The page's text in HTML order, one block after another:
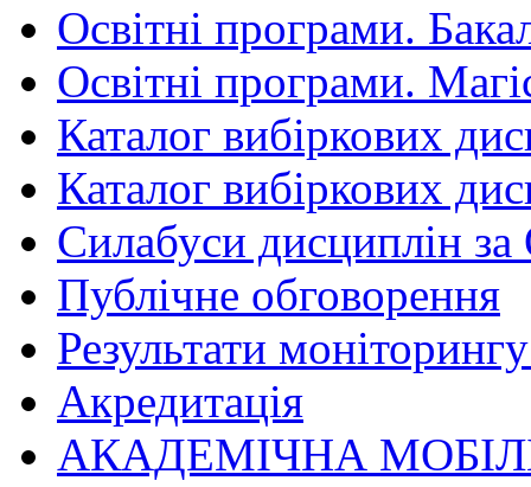
Освітні програми.
Освітні програми.
Каталог вибіркових
Каталог вибіркових
Силабуси дисциплін
Публічне обговорення
Результати
Акредитація
АКАДЕМІЧНА